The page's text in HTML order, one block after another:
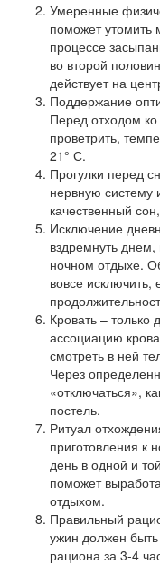
Умеренные
поможет утомить
процессе
во второй
действует на
Поддержание
Перед отходом
проветрить,
21° С.
Прогулки перед
нервную систему
качественный
Исключение
вздремнуть днем,
ночном отдыхе.
вовсе исключить,
Кровать – только
ассоциацию
смотреть в ней
Через
«отключаться»,
постель.
Ритуал
приготовления к
день в одной и
поможет
отдыхом.
Правильный
ужин должен
рациона за 3-4